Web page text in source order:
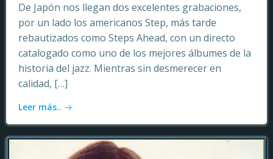
De Japón nos llegan dos excelentes grabaciones,
por un lado los americanos Step, más tarde
rebautizados como Steps Ahead, con un directo
catalogado como uno de los mejores álbumes de la
historia del jazz. Mientras sin desmerecer en
calidad, […]
Leer más..